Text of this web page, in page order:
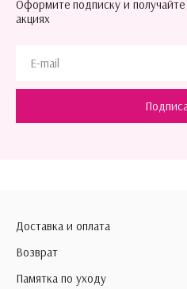
Оформите подписку и
акциях
Доставка и оплата
Возврат
Памятка по уходу